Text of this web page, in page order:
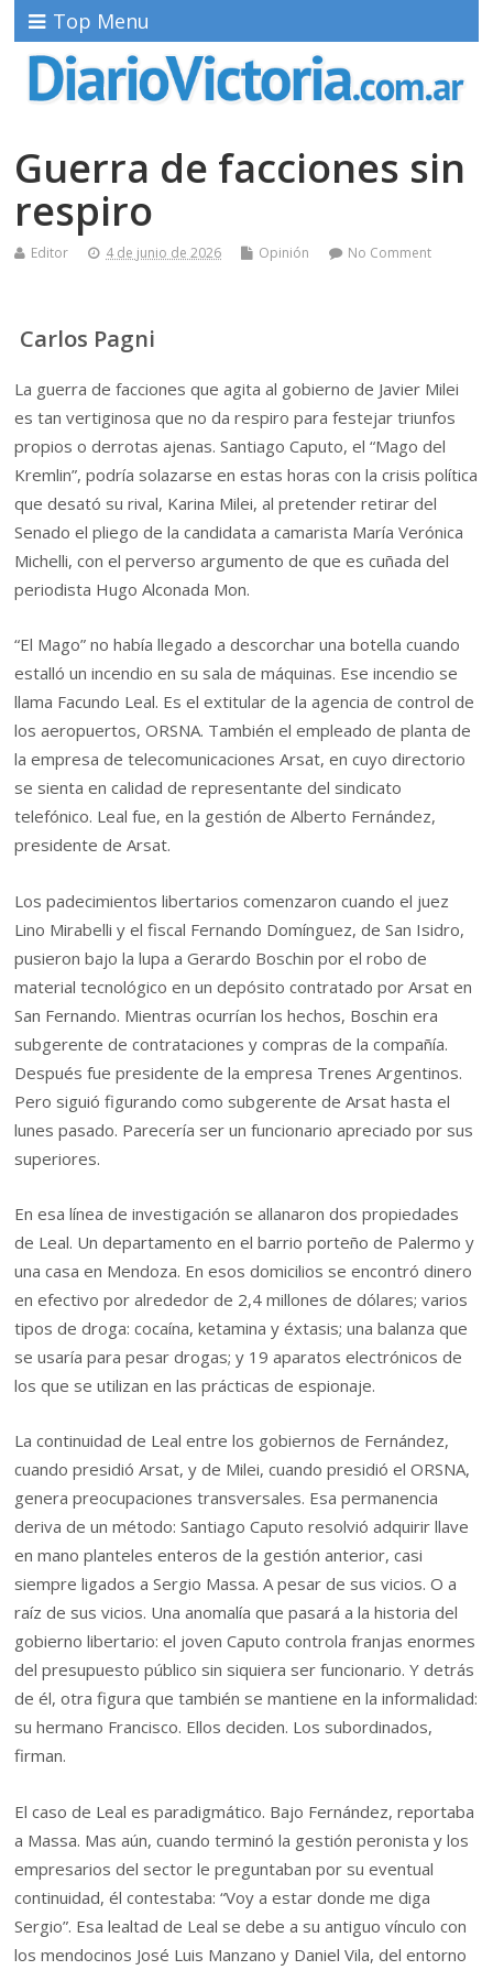
Top Menu
Guerra de facciones sin
respiro
Editor 4 de junio de 2026 Opinión No Comment
Carlos Pagni
La guerra de facciones que agita al gobierno de Javier Milei
es tan vertiginosa que no da respiro para festejar triunfos
propios o derrotas ajenas. Santiago Caputo, el “Mago del
Kremlin”, podría solazarse en estas horas con la crisis política
que desató su rival, Karina Milei, al pretender retirar del
Senado el pliego de la candidata a camarista María Verónica
Michelli, con el perverso argumento de que es cuñada del
periodista Hugo Alconada Mon.
“El Mago” no había llegado a descorchar una botella cuando
estalló un incendio en su sala de máquinas. Ese incendio se
llama Facundo Leal. Es el extitular de la agencia de control de
los aeropuertos, ORSNA. También el empleado de planta de
la empresa de telecomunicaciones Arsat, en cuyo directorio
se sienta en calidad de representante del sindicato
telefónico. Leal fue, en la gestión de Alberto Fernández,
presidente de Arsat.
Los padecimientos libertarios comenzaron cuando el juez
Lino Mirabelli y el fiscal Fernando Domínguez, de San Isidro,
pusieron bajo la lupa a Gerardo Boschin por el robo de
material tecnológico en un depósito contratado por Arsat en
San Fernando. Mientras ocurrían los hechos, Boschin era
subgerente de contrataciones y compras de la compañía.
Después fue presidente de la empresa Trenes Argentinos.
Pero siguió figurando como subgerente de Arsat hasta el
lunes pasado. Parecería ser un funcionario apreciado por sus
superiores.
En esa línea de investigación se allanaron dos propiedades
de Leal. Un departamento en el barrio porteño de Palermo y
una casa en Mendoza. En esos domicilios se encontró dinero
en efectivo por alrededor de 2,4 millones de dólares; varios
tipos de droga: cocaína, ketamina y éxtasis; una balanza que
se usaría para pesar drogas; y 19 aparatos electrónicos de
los que se utilizan en las prácticas de espionaje.
La continuidad de Leal entre los gobiernos de Fernández,
cuando presidió Arsat, y de Milei, cuando presidió el ORSNA,
genera preocupaciones transversales. Esa permanencia
deriva de un método: Santiago Caputo resolvió adquirir llave
en mano planteles enteros de la gestión anterior, casi
siempre ligados a Sergio Massa. A pesar de sus vicios. O a
raíz de sus vicios. Una anomalía que pasará a la historia del
gobierno libertario: el joven Caputo controla franjas enormes
del presupuesto público sin siquiera ser funcionario. Y detrás
de él, otra figura que también se mantiene en la informalidad:
su hermano Francisco. Ellos deciden. Los subordinados,
firman.
El caso de Leal es paradigmático. Bajo Fernández, reportaba
a Massa. Mas aún, cuando terminó la gestión peronista y los
empresarios del sector le preguntaban por su eventual
continuidad, él contestaba: “Voy a estar donde me diga
Sergio”. Esa lealtad de Leal se debe a su antiguo vínculo con
los mendocinos José Luis Manzano y Daniel Vila, del entorno